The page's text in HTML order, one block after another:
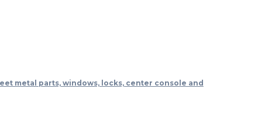
metal parts, windows, locks, center console and